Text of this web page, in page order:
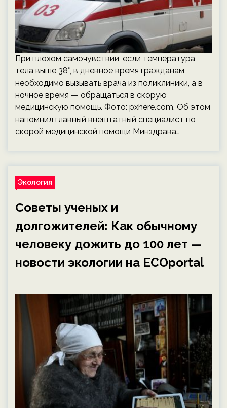
При плохом самочувствии, если температура
тела выше 38°, в дневное время гражданам
необходимо вызывать врача из поликлиники, а в
ночное время — обращаться в скорую
медицинскую помощь. Фото: pxhere.com. Об этом
напомнил главный внештатный специалист по
скорой медицинской помощи Минздрава…
Экология
Советы ученых и
долгожителей: Как обычному
человеку дожить до 100 лет —
новости экологии на ECOportal